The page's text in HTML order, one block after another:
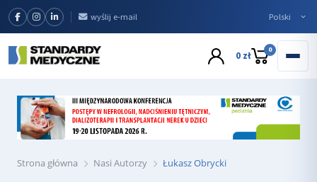
wyślij e-mail
0 zł 0
Strona główna Nasi Autorzy Łukasz Obrycki